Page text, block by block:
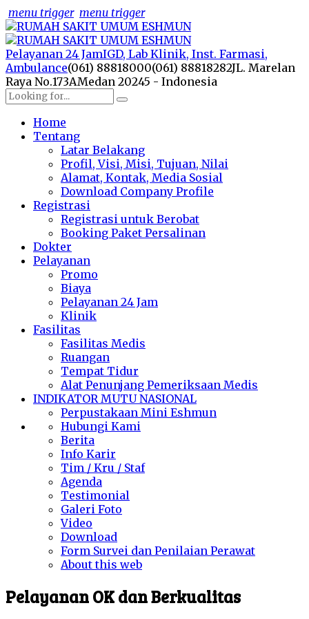
menu trigger menu trigger
Pelayanan 24 JamIGD, Lab Klinik, Inst. Farmasi,
Ambulance(061) 88818000(061) 88818282JL. Marelan
Raya No.173AMedan 20245 - Indonesia
Home
Tentang
Latar Belakang
Profil, Visi, Misi, Tujuan, Nilai
Alamat, Kontak, Media Sosial
Download Company Profile
Registrasi
Registrasi untuk Berobat
Booking Paket Persalinan
Dokter
Pelayanan
Promo
Biaya
Pelayanan 24 Jam
Klinik
Fasilitas
Fasilitas Medis
Ruangan
Tempat Tidur
Alat Penunjang Pemeriksaan Medis
INDIKATOR MUTU NASIONAL
Perpustakaan Mini Eshmun
Hubungi Kami
Berita
Info Karir
Tim / Kru / Staf
Agenda
Testimonial
Galeri Foto
Video
Download
Form Survei dan Penilaian Perawat
About this web
Pelayanan OK dan Berkualitas